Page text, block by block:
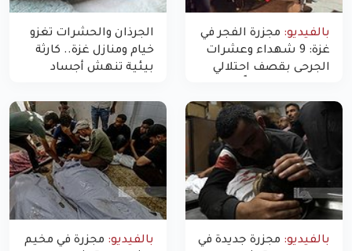
بالفيديو: مجزرة الفجر في
غزة: 9 شهداء وعشرات
الجرحى بقصف احتلالي
الجرذان والحشرات تغزو
خيام ومنازل غزة.. كارثة
بيئية تنهش أجساد
بالفيديو: مجزرة جديدة في
بالفيديو: مجزرة في مخيم